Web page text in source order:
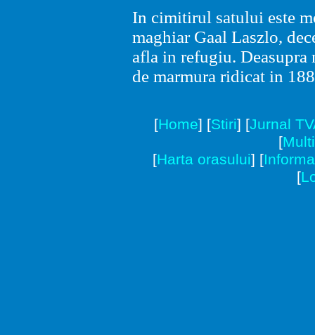
In cimitirul satului este
maghiar Gaal Laszlo,
afla in refugiu.
de marmura ridicat in
[Home] [Stiri] [Jurnal
[
[Harta orasului] [
[